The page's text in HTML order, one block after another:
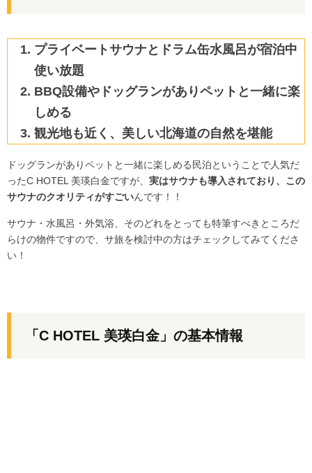
プライベートサウナとドラム缶水風呂が宿泊中
使い放題
BBQ設備やドッグランがありペットと一緒に楽
しめる
観光地も近く、美しい北海道の自然を堪能
ドッグランがありペットと一緒に楽しめる民泊ということで人気だ
ったC HOTEL 美瑛白金ですが、 実はサウナも導入されており、この
サウナのクオリティがすごいんです！！
サウナ・水風呂・外気浴、そのどれをとっても特筆すべきところだ
らけの物件ですので、サ旅を検討中の方はチェックしてみてくださ
い！
「C HOTEL 美瑛白金」の基本情報